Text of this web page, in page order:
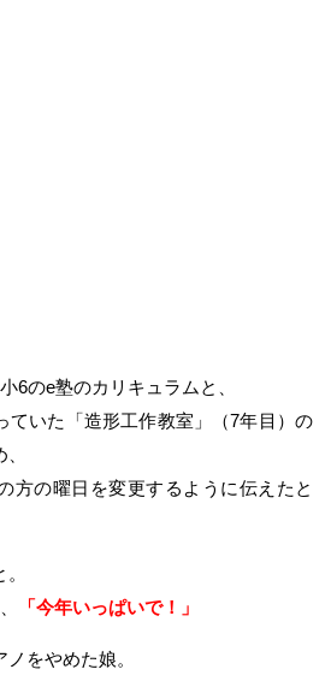
6のe塾のカリキュラムと、
ていた「造形工作教室」（7年目）の
方の曜日を変更するように伝えたと
。
「今年いっぱいで！」
をやめた娘。